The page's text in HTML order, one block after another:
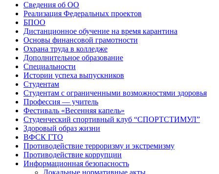
Сведения об ОО
Реализация Федеральных проектов
БПОО
Дистанционное обучение на время карантина
Основы финансовой грамотности
Охрана труда в колледже
Дополнительное образование
Специальности
Истории успеха выпускников
Студентам
Студентам с ограниченными возможностями здоровья
Профессия — учитель
Фестиваль «Весенняя капель»
Студенческий спортивный клуб “СПОРТСТИМУЛ”
Здоровый образ жизни
ВФСК ГТО
Противодействие терроризму и экстремизму
Противодействие коррупции
Информационная безопасность